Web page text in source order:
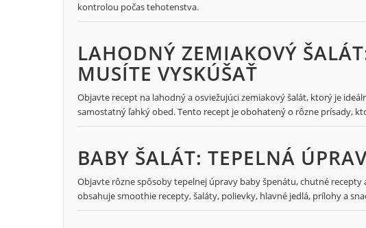
kontrolou počas tehotenstva.
LAHODNÝ ZEMIAKOVÝ
MUSÍTE VYSKÚŠAŤ
Objavte recept na lahodný a osviežujúci zemiakový šalát, ktorý je
samostatný ľahký obed. Tento recept je obohatený o rôzne prísady,
BABY ŠALÁT: TEPELNÁ
Objavte rôzne spôsoby tepelnej úpravy baby špenátu, chutné
obsahuje smoothie recepty, šaláty, polievky, hlavné jedlá, prílohy a